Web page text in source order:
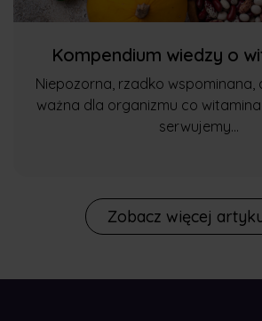
Kompendium wiedzy o
Niepozorna, rzadko wspominana,
ważna dla organizmu co witamina
serwujemy...
Zobacz więcej